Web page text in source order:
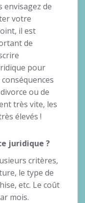
envisagez de
votre
il est
de
pour
ou de
très vite, les
élevés !
juridique ?
critères,
le type de
etc. Le coût
mois.